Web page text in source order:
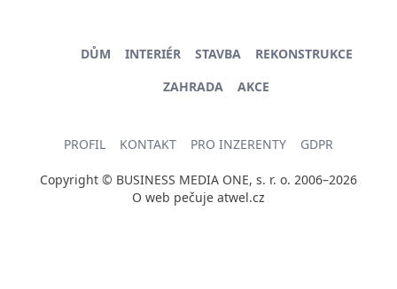
DŮM INTERIÉR STAVBA
REKONSTRUKCE
ZAHRADA
AKCE
PROFIL KONTAKT PRO INZERENTY GDPR
Copyright © BUSINESS MEDIA ONE, s. r. o. 2006–2026